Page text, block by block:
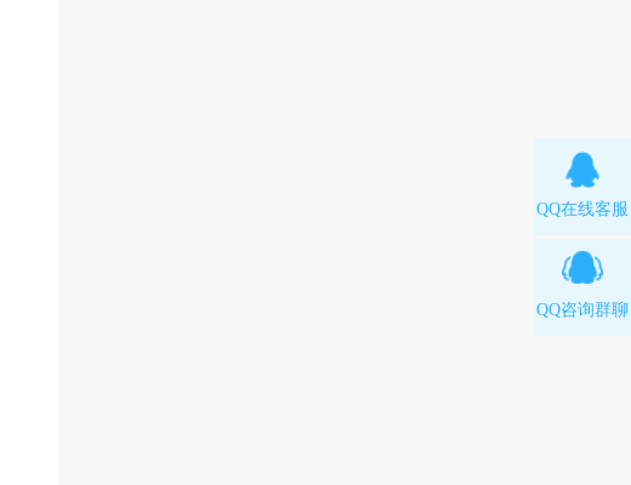
QQ在线客服
QQ咨询群聊